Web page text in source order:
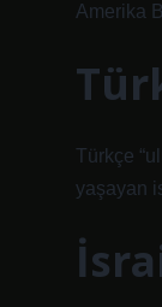
Amerika
Türkçe
yaşayan